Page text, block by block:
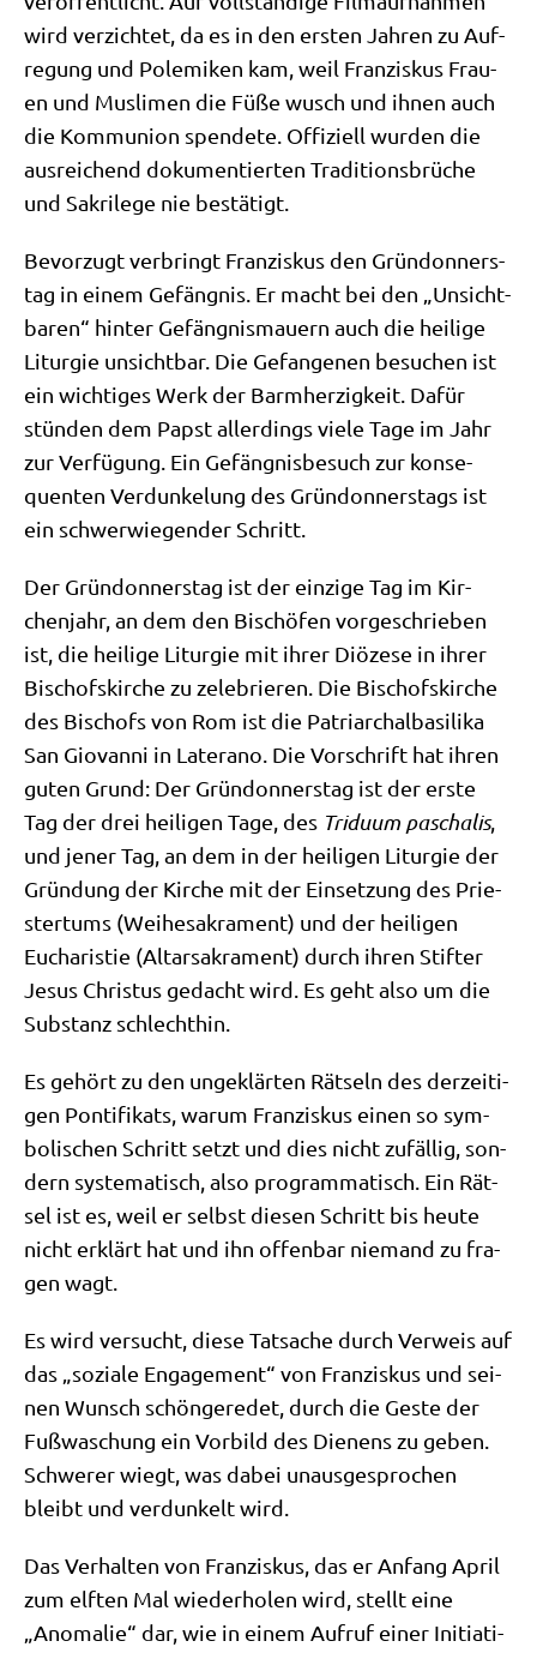
wird ver­zich­tet, da es in den ersten Jah­ren zu Auf­
re­gung und Pole­mi­ken kam, weil Fran­zis­kus Frau­
en und Mus­li­men die Füße wusch und ihnen auch
die Kom­mu­ni­on spen­de­te. Offi­zi­ell wur­den die
aus­rei­chend doku­men­tier­ten Tra­di­ti­ons­brü­che
und Sakri­le­ge nie bestätigt.
Bevor­zugt ver­bringt Fran­zis­kus den Grün­don­ners­
tag in einem Gefäng­nis. Er macht bei den „Unsicht­
ba­ren“ hin­ter Gefäng­nis­mau­ern auch die hei­li­ge
Lit­ur­gie unsicht­bar. Die Gefan­ge­nen besu­chen ist
ein wich­ti­ges Werk der Barm­her­zig­keit. Dafür
stün­den dem Papst aller­dings vie­le Tage im Jahr
zur Ver­fü­gung. Ein Gefäng­nis­be­such zur kon­se­
quen­ten Ver­dun­ke­lung des Grün­don­ners­tags ist
ein schwer­wie­gen­der Schritt.
Der Grün­don­ners­tag ist der ein­zi­ge Tag im Kir­
chen­jahr, an dem den Bischö­fen vor­ge­schrie­ben
ist, die hei­li­ge Lit­ur­gie mit ihrer Diö­ze­se in ihrer
Bischofs­kir­che zu zele­brie­ren. Die Bischofs­kir­che
des Bischofs von Rom ist die Patri­ar­chal­ba­si­li­ka
San Gio­van­ni in Late­r­ano. Die Vor­schrift hat ihren
guten Grund: Der Grün­don­ners­tag ist der erste
Tag der drei hei­li­gen Tage, des Tri­du­um pascha­lis,
und jener Tag, an dem in der hei­li­gen Lit­ur­gie der
Grün­dung der Kir­che mit der Ein­set­zung des Prie­
ster­tums (Wei­he­sa­kra­ment) und der hei­li­gen
Eucha­ri­stie (Altar­sa­kra­ment) durch ihren Stif­ter
Jesus Chri­stus gedacht wird. Es geht also um die
Sub­stanz schlechthin.
Es gehört zu den unge­klär­ten Rät­seln des der­zei­ti­
gen Pon­ti­fi­kats, war­um Fran­zis­kus einen so sym­
bo­li­schen Schritt setzt und dies nicht zufäl­lig, son­
dern syste­ma­tisch, also pro­gram­ma­tisch. Ein Rät­
sel ist es, weil er selbst die­sen Schritt bis heu­te
nicht erklärt hat und ihn offen­bar nie­mand zu fra­
gen wagt.
Es wird ver­sucht, die­se Tat­sa­che durch Ver­weis auf
das „sozia­le Enga­ge­ment“ von Fran­zis­kus und sei­
nen Wunsch schön­ge­re­det, durch die Geste der
Fuß­wa­schung ein Vor­bild des Die­nens zu geben.
Schwe­rer wiegt, was dabei unaus­ge­spro­chen
bleibt und ver­dun­kelt wird.
Das Ver­hal­ten von Fran­zis­kus, das er Anfang April
zum elf­ten Mal wie­der­ho­len wird, stellt eine
„Anoma­lie“ dar, wie in einem Auf­ruf einer Initia­ti­